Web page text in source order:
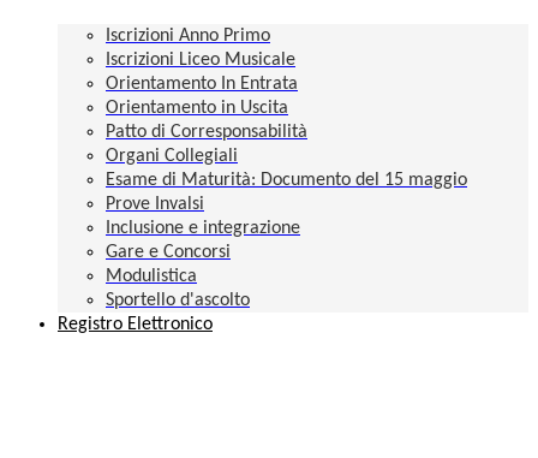
Iscrizioni Anno Primo
Iscrizioni Liceo Musicale
Orientamento In Entrata
Orientamento in Uscita
Patto di Corresponsabilità
Organi Collegiali
Esame di Maturità: Documento del 15 maggio
Prove Invalsi
Inclusione e integrazione
Gare e Concorsi
Modulistica
Sportello d'ascolto
Registro Elettronico